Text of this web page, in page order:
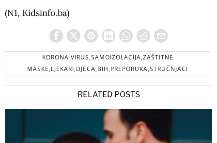
(N1, Kidsinfo.ba)
KORONA VIRUS,SAMOIZOLACIJA,ZAŠTITNE
MASKE,LJEKARI,DJECA,BIH,PREPORUKA,STRUČNJACI
RELATED POSTS